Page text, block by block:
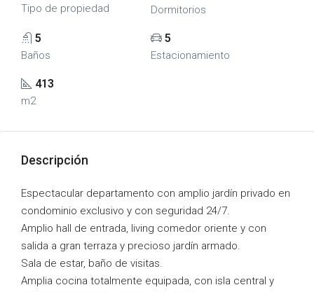
Tipo de propiedad Dormitorios
5
Baños
5
Estacionamiento
413
m2
Descripción
Espectacular departamento con amplio jardín privado en
condominio exclusivo y con seguridad 24/7.
Amplio hall de entrada, living comedor oriente y con
salida a gran terraza y precioso jardín armado.
Sala de estar, baño de visitas.
Amplia cocina totalmente equipada, con isla central y